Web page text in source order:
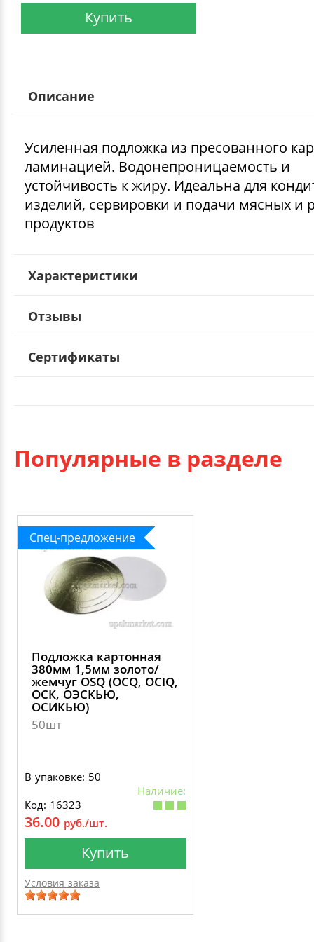
Купить
Описание
Усиленная подложка из пресованного
ламинацией. Водонепроницаемость и
устойчивость к жиру. Идеальна для
изделий, сервировки и подачи мясных и
продуктов
Характеристики
Отзывы
Сертификаты
Популярные в разделе
Спец-предложение
Подложка картонная
380мм 1,5мм золото/
жемчуг OSQ (OCQ, OCIQ,
ОСК, ОЭСКЬЮ,
ОСИКЬЮ)
50шт
В упаковке: 50
Наличие:
Код: 16323
36.00 руб./шт.
Купить
Условия заказа